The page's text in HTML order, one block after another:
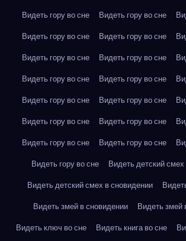
Видеть гору во сне
Видеть гору во сне
Видеть гору во сне
Видеть гору во сне
Видеть гору во сне
Видеть гору во сне
Видеть гору во сне
Видеть гору во сне
Видеть гору во сне
Видеть гору во сне
Видеть гору во сне
Видеть гору во сне
Видеть гору во сне
Видеть гору во сне
Видеть гору во сне
Видеть детский
Видеть детский смех в сновидении
Видеть змей в сновидении
Видеть змей
Видеть ключ во сне
Видеть книга во сне